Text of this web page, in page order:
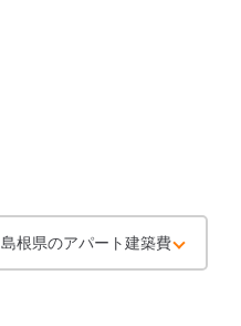
島根県のアパート建築費